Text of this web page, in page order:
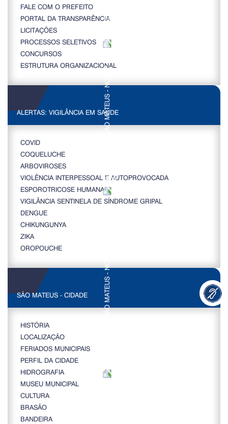
FALE COM O PREFEITO
PORTAL DA TRANSPARÊNCIA
LICITAÇÕES
PROCESSOS SELETIVOS
CONCURSOS
ESTRUTURA ORGANIZACIONAL
ALERTAS: VIGILÂNCIA EM SAÚDE
COVID
COQUELUCHE
ARBOVIROSES
VIOLÊNCIA INTERPESSOAL E AUTOPROVOCADA
ESPOROTRICOSE HUMANA
VIGILÂNCIA SENTINELA DE SÍNDROME GRIPAL
DENGUE
CHIKUNGUNYA
ZIKA
OROPOUCHE
SÃO MATEUS - CIDADE
HISTÓRIA
LOCALIZAÇÃO
FERIADOS MUNICIPAIS
PERFIL DA CIDADE
HIDROGRAFIA
MUSEU MUNICIPAL
CULTURA
BRASÃO
BANDEIRA